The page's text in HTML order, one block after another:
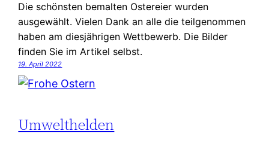
Die schönsten bemalten Ostereier wurden
ausgewählt. Vielen Dank an alle die teilgenommen
haben am diesjährigen Wettbewerb. Die Bilder
finden Sie im Artikel selbst.
19. April 2022
Umwelthelden